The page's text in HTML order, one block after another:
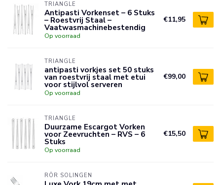
TRIANGLE
Antipasti Vorkenset – 6 Stuks
– Roestvrij Staal –
Vaatwasmachinebestendig
Op voorraad
€11,95
TRIANGLE
antipasti vorkjes set 50 stuks
van roestvrij staal met etui
voor stijlvol serveren
Op voorraad
€99,00
TRIANGLE
Duurzame Escargot Vorken
voor Zeevruchten – RVS – 6
Stuks
Op voorraad
€15,50
RÖR SOLINGEN